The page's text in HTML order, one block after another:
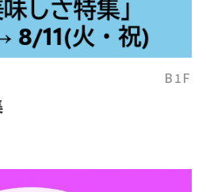
B1F